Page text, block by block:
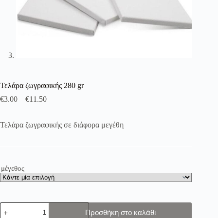
Τελάρα ζωγραφικής 280 gr
€3.00 – €11.50
Τελάρα ζωγραφικής σε διάφορα μεγέθη
μέγεθος
Τελάρα
ζωγραφικής
Προσθήκη στο καλάθι